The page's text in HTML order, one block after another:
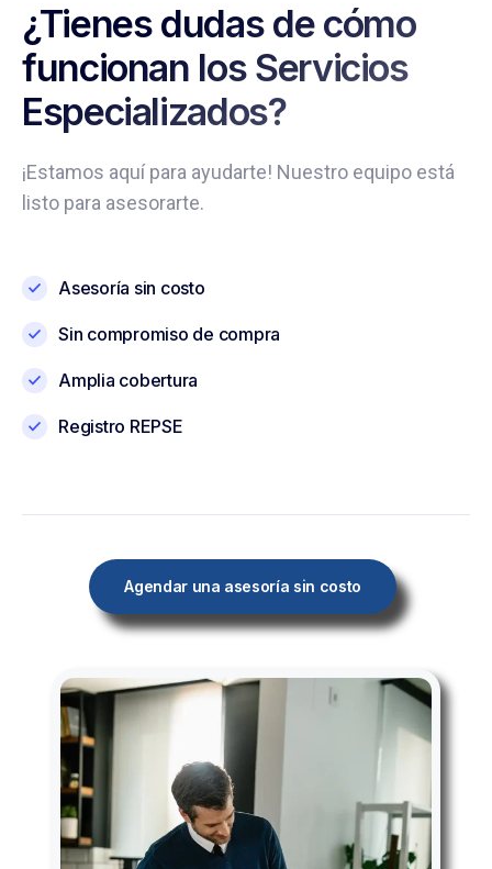
¿Tienes dudas de cómo
funcionan los Servicios
Especializados?
¡Estamos aquí para ayudarte! Nuestro equipo está
listo para asesorarte.
Asesoría sin costo
Sin compromiso de compra
Amplia cobertura
Registro REPSE
Agendar una asesoría sin costo